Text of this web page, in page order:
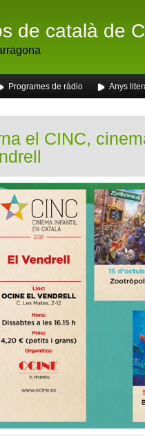
de català de
Programes de ràdio Anys
el CINC,